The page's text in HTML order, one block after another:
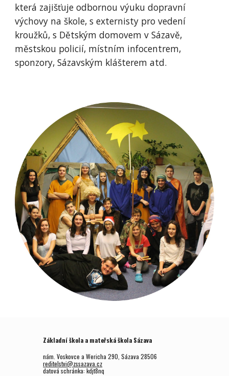
která zajišťuje odbornou výuku dopravní
výchovy na škole, s externisty pro vedení
kroužků, s Dětským domovem v Sázavě,
městskou policií, místním infocentrem,
sponzory, Sázavským klášterem atd.
Základní škola a mateřská škola Sázava
nám. Voskovce a Wericha 290, Sázava 28506
reditelstvi@zssazava.cz
datová schránka: kdjt8nq